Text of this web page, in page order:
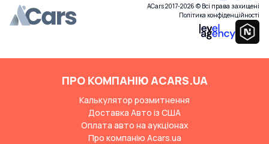
ACars 2017-2026 © Всі права захищені
Політика конфіденційності
ПРО КОМПАНІЮ ACARS.UA
Калькулятор розмитнення
Доставка Авто із США
Оплата авто на аукціонах
Про компанію Acars.ua